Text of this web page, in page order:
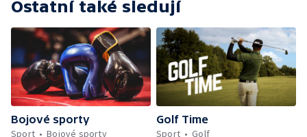
Ostatní také sledují
Bojové sporty
Sport
Bojové sporty
Golf Time
Sport
Golf